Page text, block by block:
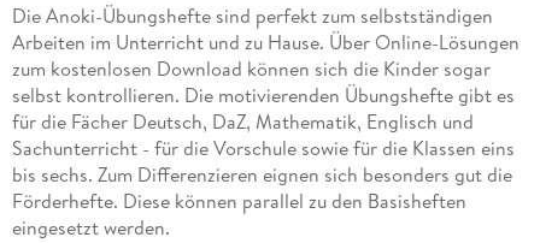
Die Anoki-Übungshefte sind perfekt zum selbstständigen
Arbeiten im Unterricht und zu Hause. Über Online-Lösungen
zum kostenlosen Download können sich die Kinder sogar
selbst kontrollieren. Die motivierenden Übungshefte gibt es
für die Fächer Deutsch, DaZ, Mathematik, Englisch und
Sachunterricht - für die Vorschule sowie für die Klassen eins
bis sechs. Zum Differenzieren eignen sich besonders gut die
Förderhefte. Diese können parallel zu den Basisheften
eingesetzt werden.